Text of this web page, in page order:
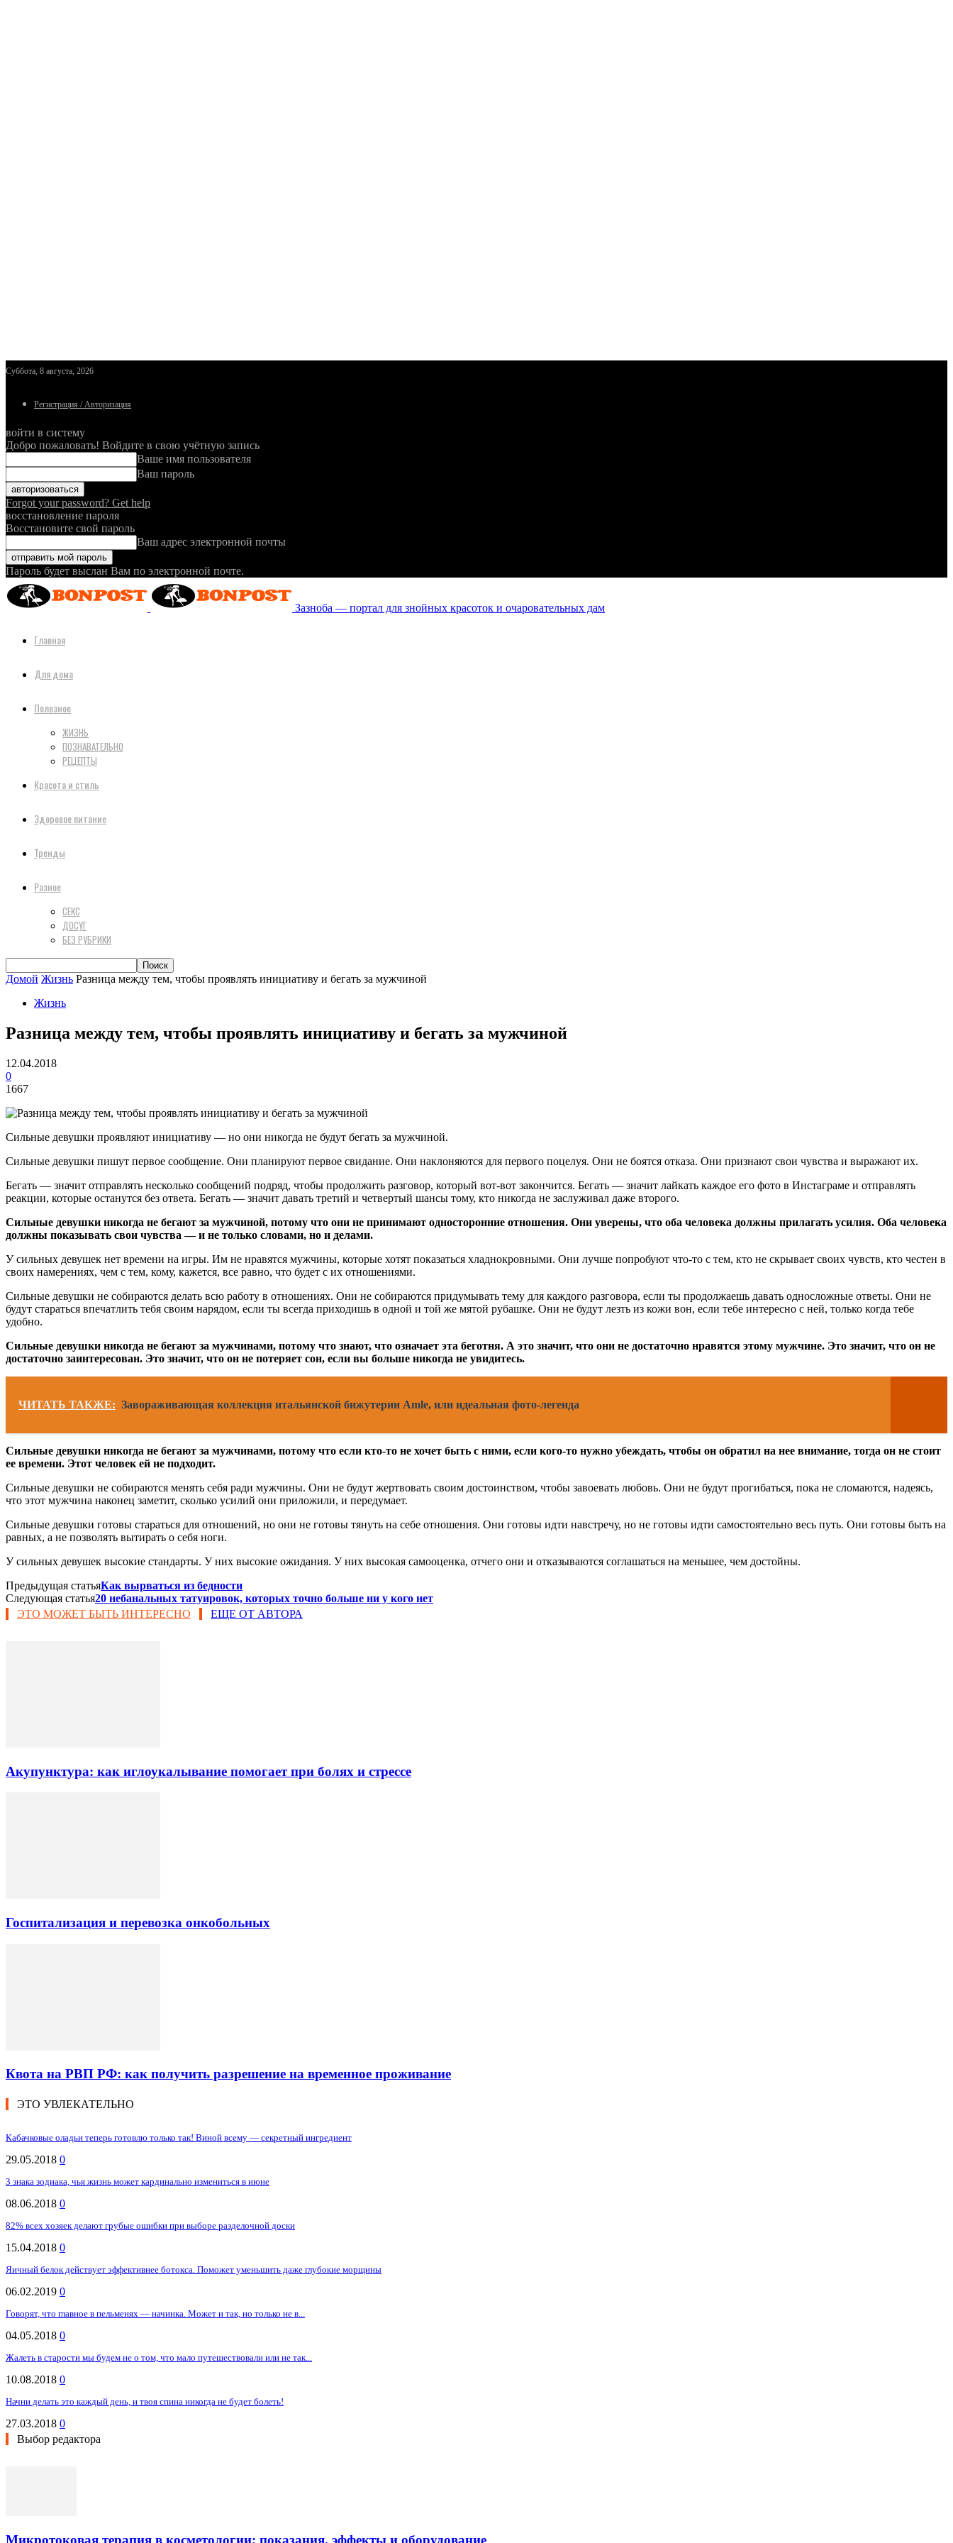
Суббота, 8 августа, 2026
Регистрация / Авторизация
войти в систему
Добро пожаловать! Войдите в свою учётную запись
Ваше имя пользователя
Ваш пароль
Forgot your password? Get help
восстановление пароля
Восстановите свой пароль
Ваш адрес электронной почты
Пароль будет выслан Вам по электронной почте.
Зазноба — портал для знойных красоток и очаровательных дам
Главная
Для дома
Полезное
ЖИЗНЬ
ПОЗНАВАТЕЛЬНО
РЕЦЕПТЫ
Красота и стиль
Здоровое питание
Тренды
Разное
СЕКС
ДОСУГ
БЕЗ РУБРИКИ
Домой Жизнь Разница между тем, чтобы проявлять инициативу и бегать за мужчиной
Жизнь
Разница между тем, чтобы проявлять инициативу и бегать за мужчиной
12.04.2018
0
1667
Сильные девушки проявляют инициативу — но они никогда не будут бегать за мужчиной.
Сильные девушки пишут первое сообщение. Они планируют первое свидание. Они наклоняются для первого поцелуя. Они не боятся отказа. Они признают свои чувства и выражают их.
Бегать — значит отправлять несколько сообщений подряд, чтобы продолжить разговор, который вот-вот закончится. Бегать — значит лайкать каждое его фото в Инстаграме и отправлять
реакции, которые останутся без ответа. Бегать — значит давать третий и четвертый шансы тому, кто никогда не заслуживал даже второго.
Сильные девушки никогда не бегают за мужчиной, потому что они не принимают односторонние отношения. Они уверены, что оба человека должны прилагать усилия. Оба человека
должны показывать свои чувства — и не только словами, но и делами.
У сильных девушек нет времени на игры. Им не нравятся мужчины, которые хотят показаться хладнокровными. Они лучше попробуют что-то с тем, кто не скрывает своих чувств, кто честен в
своих намерениях, чем с тем, кому, кажется, все равно, что будет с их отношениями.
Сильные девушки не собираются делать всю работу в отношениях. Они не собираются придумывать тему для каждого разговора, если ты продолжаешь давать односложные ответы. Они не
будут стараться впечатлить тебя своим нарядом, если ты всегда приходишь в одной и той же мятой рубашке. Они не будут лезть из кожи вон, если тебе интересно с ней, только когда тебе
удобно.
Сильные девушки никогда не бегают за мужчинами, потому что знают, что означает эта беготня. А это значит, что они не достаточно нравятся этому мужчине. Это значит, что он не
достаточно заинтересован. Это значит, что он не потеряет сон, если вы больше никогда не увидитесь.
ЧИТАТЬ ТАКЖЕ: Завораживающая коллекция итальянской бижутерии Amle, или идеальная фото-легенда
Сильные девушки никогда не бегают за мужчинами, потому что если кто-то не хочет быть с ними, если кого-то нужно убеждать, чтобы он обратил на нее внимание, тогда он не стоит
ее времени. Этот человек ей не подходит.
Сильные девушки не собираются менять себя ради мужчины. Они не будут жертвовать своим достоинством, чтобы завоевать любовь. Они не будут прогибаться, пока не сломаются, надеясь,
что этот мужчина наконец заметит, сколько усилий они приложили, и передумает.
Сильные девушки готовы стараться для отношений, но они не готовы тянуть на себе отношения. Они готовы идти навстречу, но не готовы идти самостоятельно весь путь. Они готовы быть на
равных, а не позволять вытирать о себя ноги.
У сильных девушек высокие стандарты. У них высокие ожидания. У них высокая самооценка, отчего они и отказываются соглашаться на меньшее, чем достойны.
Предыдущая статьяКак вырваться из бедности
Следующая статья20 небанальных татуировок, которых точно больше ни у кого нет
ЭТО МОЖЕТ БЫТЬ ИНТЕРЕСНО
ЕЩЕ ОТ АВТОРА
Акупунктура: как иглоукалывание помогает при болях и стрессе
Госпитализация и перевозка онкобольных
Квота на РВП РФ: как получить разрешение на временное проживание
ЭТО УВЛЕКАТЕЛЬНО
Кабачковые оладьи теперь готовлю только так! Виной всему — секретный ингредиент
29.05.2018 0
3 знака зодиака, чья жизнь может кардинально измениться в июне
08.06.2018 0
82% всех хозяек делают грубые ошибки при выборе разделочной доски
15.04.2018 0
Яичный белок действует эффективнее ботокса. Поможет уменьшить даже глубокие морщины
06.02.2019 0
Говорят, что главное в пельменях — начинка. Может и так, но только не в...
04.05.2018 0
Жалеть в старости мы будем не о том, что мало путешествовали или не так...
10.08.2018 0
Начни делать это каждый день, и твоя спина никогда не будет болеть!
27.03.2018 0
Выбор редактора
Микротоковая терапия в косметологии: показания, эффекты и оборудование